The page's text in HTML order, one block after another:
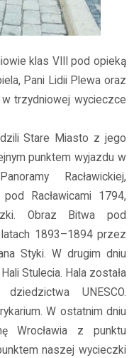
klas VIII pod opieką
Pani Lidii Plewa oraz
w trzydniowej wycieczce
Stare Miasto z jego
punktem wyjazdu w
Racławickiej,
Racławicami 1794,
Obraz Bitwa pod
latach 1893–1894 przez
Styki. W drugim dniu
Stulecia. Hala została
UNESCO.
W ostatnim dniu
Wrocławia z punktu
naszej wycieczki